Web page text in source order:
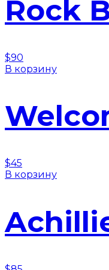
Rock
$90
В корзину
$45
В корзину